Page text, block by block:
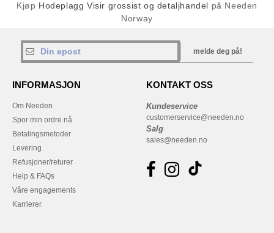
Kjøp Hodeplagg Visir grossist og detaljhandel på Needen
Norway
melde deg på!
INFORMASJON
Om Needen
Spor min ordre nå
Betalingsmetoder
Levering
Refusjoner/returer
Help & FAQs
Våre engagements
Karrierer
KONTAKT OSS
Kundeservice
customerservice@needen.no
Salg
sales@needen.no